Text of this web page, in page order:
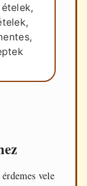
vele